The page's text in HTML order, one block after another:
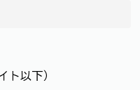
ト以下）